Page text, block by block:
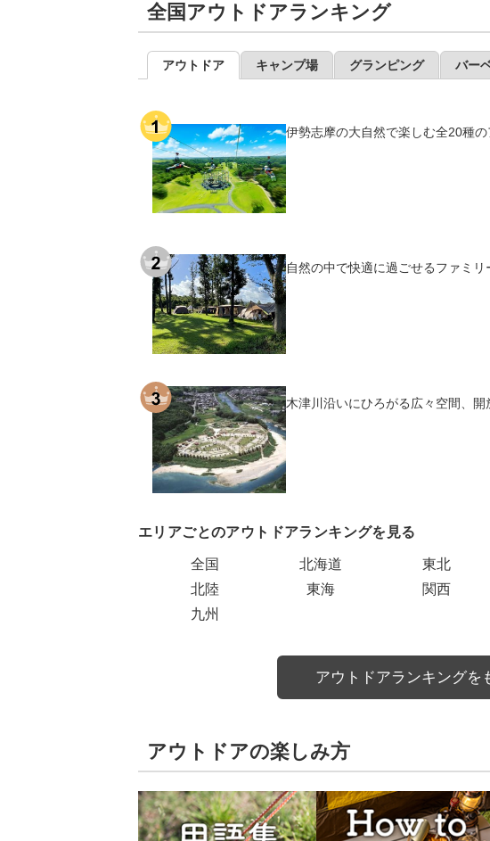
全国アウトドアランキング
アウトドア キャンプ場 グランピング バー
伊勢志摩の大自然で楽しむ全20種
自然の中で快適に過ごせるファミ
木津川沿いにひろがる広々空間、
エリアごとのアウトドアランキングを見る
全国 北海道 東北
北陸
東海 関西
九州
アウトドアランキングを
アウトドアの楽しみ方